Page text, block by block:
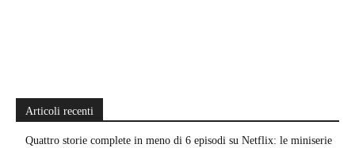
Articoli recenti
Quattro storie complete in meno di 6 episodi su Netflix: le miniserie